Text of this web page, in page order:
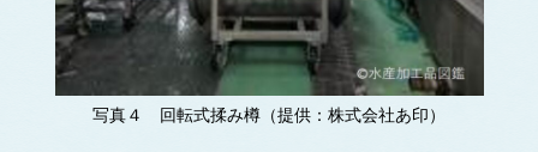
写真４ 回転式揉み樽（提供：株式会社あ印）